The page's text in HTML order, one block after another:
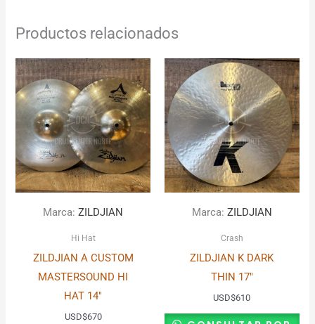
Productos relacionados
Marca:ZILDJIAN
Hi Hat
ZILDJIAN A CUSTOM
MASTERSOUND HI
HAT 14″
USD$670
Marca: ZILDJIAN
Crash
ZILDJIAN K DARK
THIN 17″
USD$610